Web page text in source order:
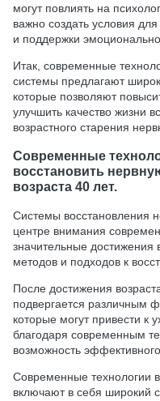
могут повлиять на
важно создать условия
и поддержки
Итак, современные
системы предлагают
которые позволяют
улучшить качество жизни
возрастного старения
Современные
восстановить
возраста 40 лет.
Системы восстановления
центре внимания
значительные достижения
методов и подходов к
После достижения
подвергается различным
которые могут привести
благодаря современным
возможность
Современные технологии
включают в себя широкий